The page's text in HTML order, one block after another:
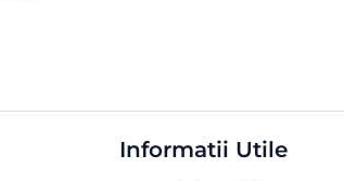
Informatii Utile